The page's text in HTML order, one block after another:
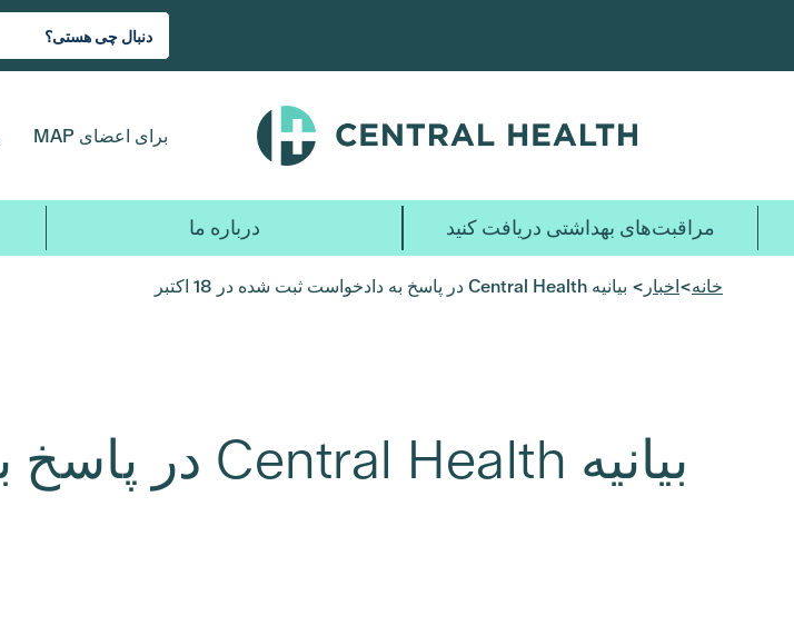
محتوای
برای اعضای MAP
مراقبت‌های بهداشتی دریافت کنید درباره ما
خانه>اخبار > بیانیه Central Health در پاسخ به دادخواست ثبت شده در 18 اکتبر